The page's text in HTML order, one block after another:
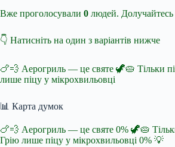
Вже проголосували 0 людей.
👇 Натисніть на один з варіантів нижче
🍗💨 Аерогриль — це святе 🦖🥧 Тільки
лише піцу у мікрохвильовці
📊 Карта думок
🍗💨 Аерогриль — це святе 0% 🦖🥧
Грію лише піцу у мікрохвильовці 0% 💡